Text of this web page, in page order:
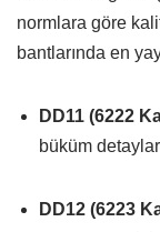
normlara göre
bantlarında en
DD11 (6222
büküm
DD12 (6223